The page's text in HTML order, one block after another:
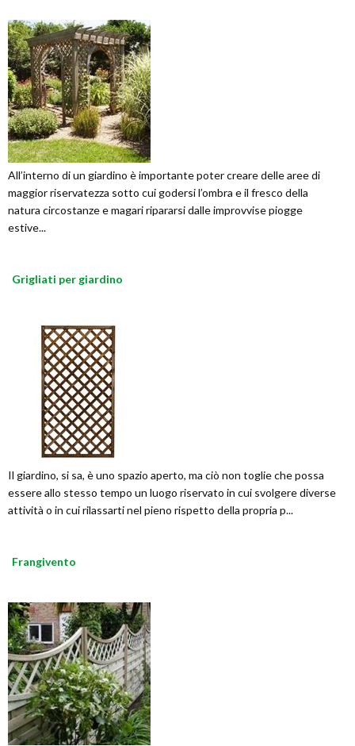
All’interno di un giardino è importante poter creare delle aree di
maggior riservatezza sotto cui godersi l’ombra e il fresco della
natura circostanze e magari ripararsi dalle improvvise piogge
estive...
Grigliati per giardino
Il giardino, si sa, è uno spazio aperto, ma ciò non toglie che possa
essere allo stesso tempo un luogo riservato in cui svolgere diverse
attività o in cui rilassarti nel pieno rispetto della propria p...
Frangivento